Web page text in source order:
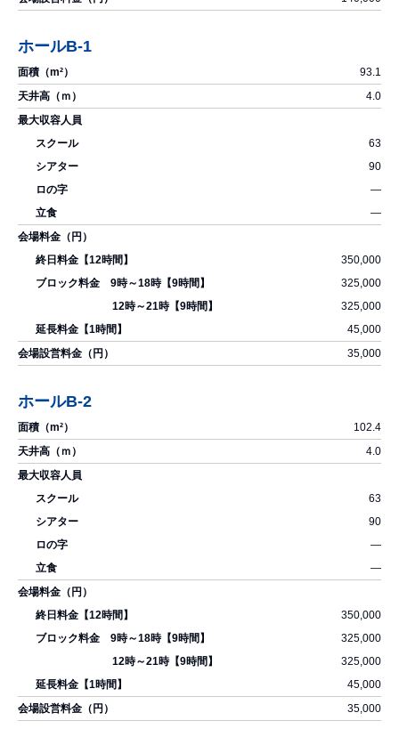
ホールB-1
93.1
4.0
63
90
―
―
350,000
325,000
325,000
45,000
35,000
ホールB-2
102.4
4.0
63
90
―
―
350,000
325,000
325,000
45,000
35,000